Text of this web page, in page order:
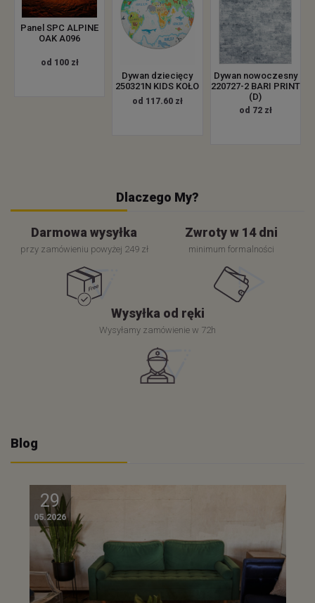
Panel SPC ALPINE
OAK A096
od 100 zł
Dywan dziecięcy
250321N KIDS KOŁO
od 117.60 zł
Dywan nowoczesny
220727-2 BARI PRINT
(D)
od 72 zł
Dlaczego My?
Darmowa wysyłka
przy zamówieniu powyżej 249 zł
Zwroty w 14 dni
minimum formalności
Wysyłka od ręki
Wysyłamy zamówienie w 72h
Blog
29
05.2026